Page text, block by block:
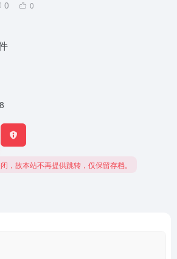
0 0
，故本站不再提供跳转，仅保留存档。